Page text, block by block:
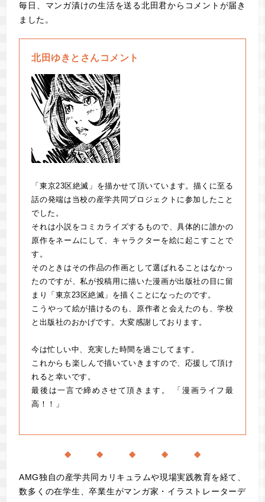
毎日、マンガ漬けの生活を送る北田君からコメントが届き
ました。
北田ゆきとさんコメント
「東京23区絶滅」を描かせて頂いています。描くに至る
話の発端は当校の産学共同プロジェクトに参加したこと
でした。
それは小説をコミカライズするもので、具体的に誰かの
原作をネームにして、キャラクターを絵に起こすことで
す。
そのときはその作品の作画として選ばれることはなかっ
たのですが、私が投稿用に描いた漫画が出版社の目に留
まり「東京23区絶滅」を描くことになったのです。
こうやって絵が描けるのも、原作者と会えたのも、学校
と出版社のおかげです。大変感謝しております。
今は忙しい中、充実した時間を過ごしてます。
これからも楽しんで描いていきますので、応援して頂け
れると幸いです。
最後は一言で締めさせて頂きます。 「漫画ライフ最
高！！」
◆ ◆ ◆ ◆ ◆
AMG独自の産学共同カリキュラムや現場実践教育を経て、
数多くの在学生、卒業生がマンガ家・イラストレーターデ